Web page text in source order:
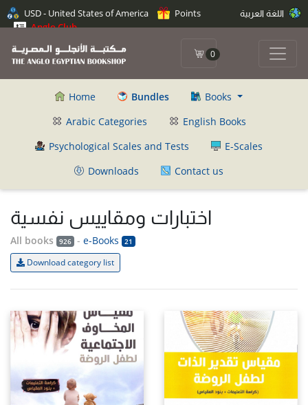
USD - United States of America
Points
Anglo Club
0
Home Bundles
Books
Arabic Categories
English Books
Psychological Scales and Tests
E-Scales
Downloads
Contact us
اختبارات ومقاييس نفسية
All books 926 -e-Books 21
Download category list